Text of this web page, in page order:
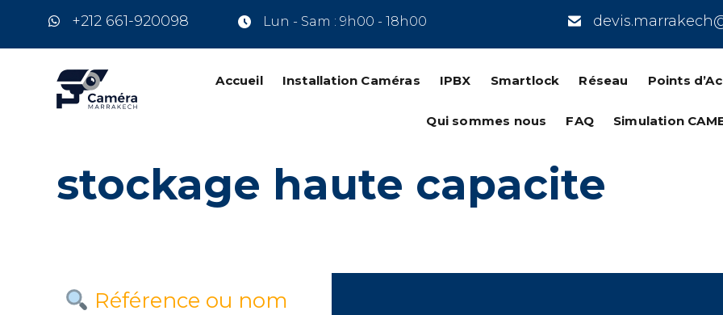
+212 661-920098 Lun - Sam : 9h00 - 18h00
Accueil Installation Caméras IPBX Smartlock Réseau Points
Qui sommes nous FAQ Simulation
stockage haute capacite
Référence ou nom